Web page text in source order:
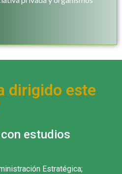
dirigido este
estudios
Estratégica;